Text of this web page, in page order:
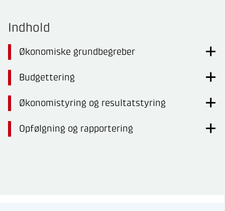
Indhold
Økonomiske grundbegreber
Budgettering
Økonomistyring og resultatstyring
Opfølgning og rapportering